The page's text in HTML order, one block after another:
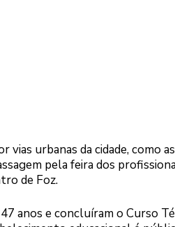
urbanas da cidade, como
pela feira dos
de Foz.
anos e concluíram o Curso